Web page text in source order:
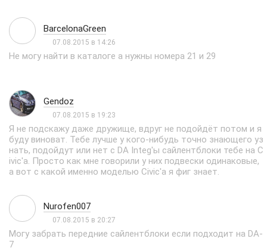
BarcelonaGreen
07.08.2015 в 14:26
Не могу найти в каталоге а нужны номера 21 и 29
Gendoz
07.08.2015 в 19:23
Я не подскажу даже дружище, вдруг не подойдёт потом и я
буду виноват. Тебе лучше у кого-нибудь точно знающего уз
нать, подойдут или нет с DA Integ'ы сайлентблоки тебе на C
ivic'a. Просто как мне говорили у них подвески одинаковые,
а вот с какой именно моделью Civic'a я фиг знает.
Nurofen007
07.08.2015 в 20:27
Могу забрать передние сайлентблоки если подходит на DA-
7